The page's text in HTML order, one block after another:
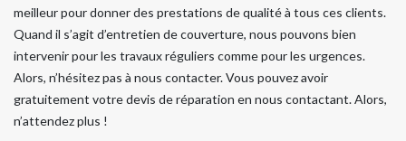
meilleur pour donner des prestations de qualité à tous ces clients.
Quand il s’agit d’entretien de couverture, nous pouvons bien
intervenir pour les travaux réguliers comme pour les urgences.
Alors, n’hésitez pas à nous contacter. Vous pouvez avoir
gratuitement votre devis de réparation en nous contactant. Alors,
n’attendez plus !